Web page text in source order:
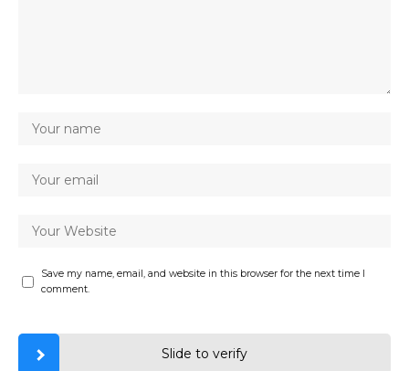
Save my name, email, and website in this browser for the next time I
comment.
Slide to verify